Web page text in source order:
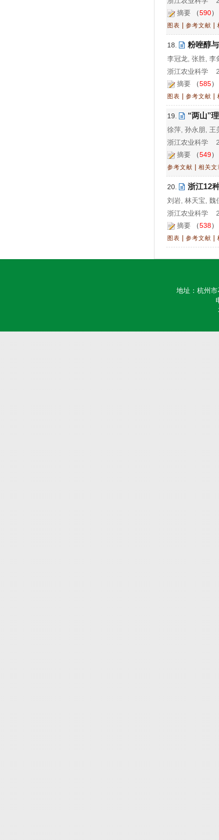
摘要 （590
图表 | 参考文献 |
18. 粉唑醇
李冠龙, 张胜, 李
浙江农业科学
摘要 （585
图表 | 参考文献 |
19. “两山”
徐萍, 孙永朋, 王
浙江农业科学
摘要 （549
参考文献 | 相关文
20. 浙江12
刘岩, 林天宝, 魏
浙江农业科学
摘要 （538
图表 | 参考文献 |
地址：杭州